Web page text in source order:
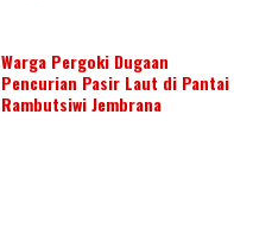
Warga Pergoki Dugaan
Pencurian Pasir Laut di Pantai
Rambutsiwi Jembrana